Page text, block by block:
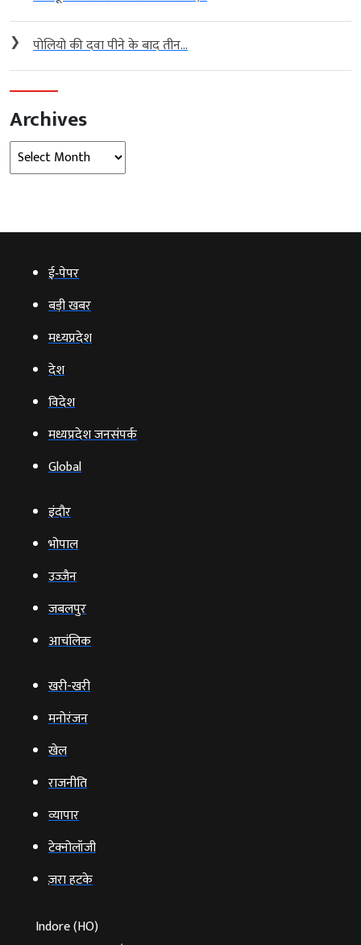
❯ पोलियो की दवा पीने के बाद तीन...
Archives
Archives
ई‑पेपर
बड़ी खबर
मध्‍यप्रदेश
देश
विदेश
मध्यप्रदेश जनसंपर्क
Global
इंदौर
भोपाल
उज्‍जैन
जबलपुर
आचंलिक
खरी-खरी
मनोरंजन
खेल
राजनीति
व्‍यापार
टेक्‍नोलॉजी
ज़रा हटके
Indore (HO)